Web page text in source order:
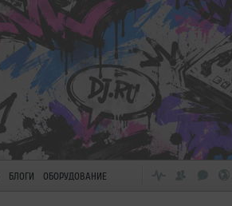
БЛОГИ ОБОРУДОВАНИЕ